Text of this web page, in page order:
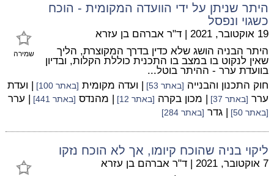
היתר שניתן על ידי הוועדה המקומית - הוכח
כשגוי ונפסל
שמירה
19 אוקטובר, 2021 | ד"ר אברהם בן עזרא
היתר הבניה הושג שלא כדין בדרך המקוצרת, הליך
שאין לנקוט בו במצב בו התכנית כוללת הקלות, ובדיון
בוועדת ערר - ההיתר בוטל...
חוק התכנון והבנייה [באתר 53] | ועדה מקומית [באתר 100]
| ועדת
ערר [באתר 37] | מכון בקרה [באתר 12] | מהנדס [באתר 441] | ערר
[באתר 50] | גדר [באתר 284]
ליקוי בניה שהוכח קיומו, אך לא הוכח נזקו
7 אוקטובר, 2021 | ד"ר אברהם בן עזרא